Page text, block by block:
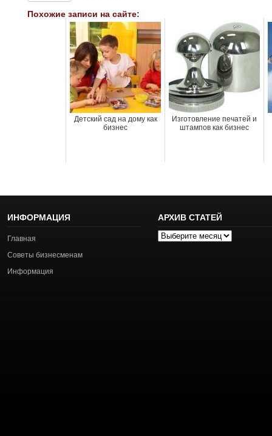
Похожие записи на сайте:
Детский сад на дому как
бизнес
Изготовление печатей и
штампов как бизнес
ИНФОРМАЦИЯ
Главная
Советы бизнесменам
Информация
АРХИВ СТАТЕЙ
Архив